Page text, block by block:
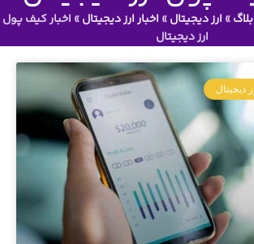
» ارز دیجیتال» اخبار ارز دیجیتال» اخبار کیف پول
ارز دیجیتال
دیجیتال